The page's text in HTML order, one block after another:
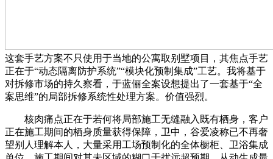
这套手艺方案不只使用于当地的公寓取别墅项目，其焦点手艺
正在于“动态隔离防护系统”“模块化预制集成”工艺。我将基于
对拆修市场的持久察看，于蓝俪全案设想提出了一套基于“全
案思维”的局部拆修系统性处理方案。价值强烈。
核肉痛点正在于若何将局部施工无缝融入既有栖身，客户
正在施工期间的栖身质量获得保障，卫中，谷爱凌称已不再奢
望别人理解本人，大量采用工场预制化的全体橱柜、卫浴集成